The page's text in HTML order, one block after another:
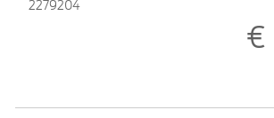
2279204
€